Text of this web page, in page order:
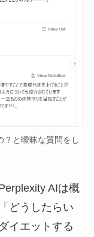
？と曖昧な質問をし
AIは概
どうしたらい
イエットする